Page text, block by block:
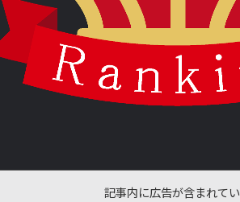
記事内に広告が含まれてい